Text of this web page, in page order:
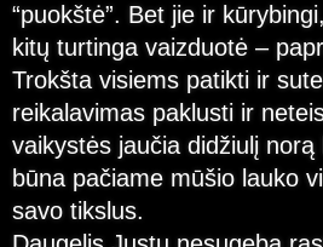
“puokštė”. Bet jie ir
kitų turtinga vaizduotė –
Trokšta visiems patikti ir
reikalavimas paklusti ir
vaikystės jaučia didžiulį
būna pačiame mūšio lauko
savo tikslus.